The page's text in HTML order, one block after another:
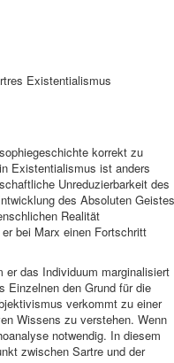
Existentialismus
korrekt zu
Existentialismus ist anders
Unreduzierbarkeit des
des Absoluten
Realität
bei Marx einen Fortschritt
das Individuum marginalisiert
Einzelnen den Grund für die
verkommt zu einer
Wissens zu verstehen. Wenn
notwendig. In diesem
zwischen Sartre und der